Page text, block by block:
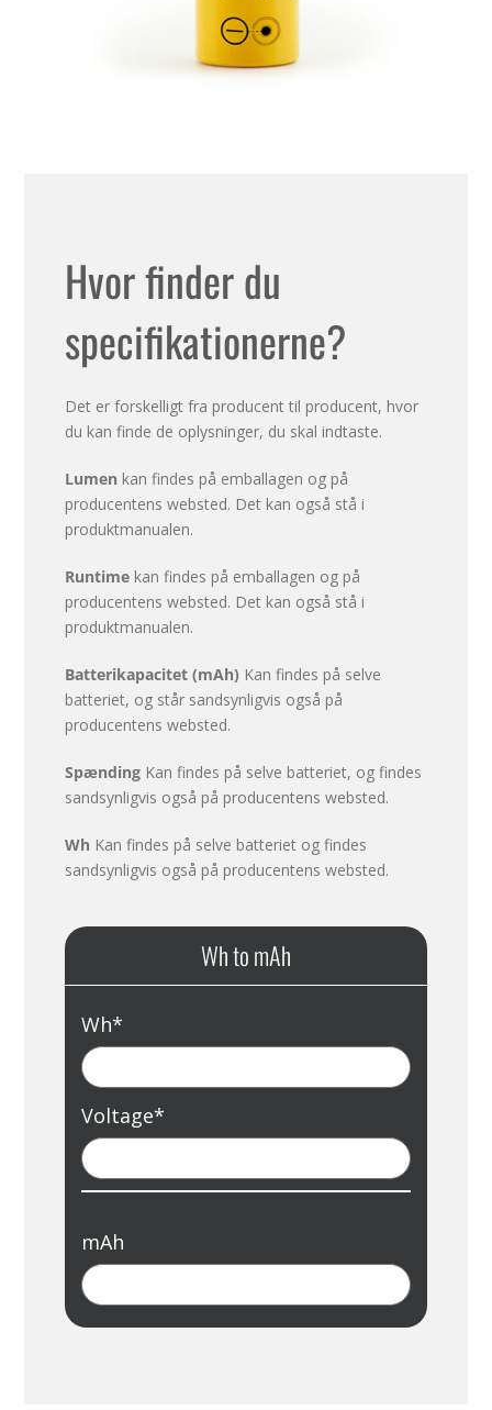
Hvor finder du
specifikationerne?
Det er forskelligt fra producent til producent, hvor
du kan finde de oplysninger, du skal indtaste.
Lumen kan findes på emballagen og på
producentens websted. Det kan også stå i
produktmanualen.
Runtimekan findes på emballagen og på
producentens websted. Det kan også stå i
produktmanualen.
Batterikapacitet (mAh) Kan findes på selve
batteriet, og står sandsynligvis også på
producentens websted.
SpændingKan findes på selve batteriet, og findes
sandsynligvis også på producentens websted.
Wh Kan findes på selve batteriet og findes
sandsynligvis også på producentens websted.
Wh to mAh
Wh*
Voltage*
mAh